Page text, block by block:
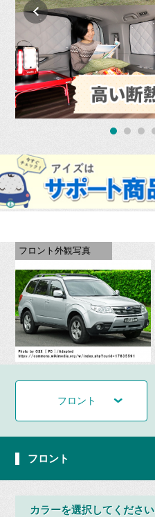
フロント外観写真
フロント
フロント
カラーを選択してください